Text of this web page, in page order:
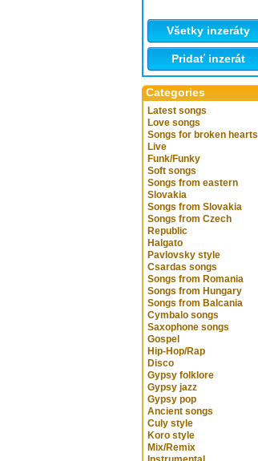
Všetky inzeráty
Pridať inzerát
Categories
Latest songs
Love songs
Songs for broken hearts
Live
Funk/Funky
Soft songs
Songs from eastern
Slovakia
Songs from Slovakia
Songs from Czech
Republic
Halgato
Pavlovsky style
Csardas songs
Songs from Romania
Songs from Hungary
Songs from Balcania
Cymbalo songs
Saxophone songs
Gospel
Hip-Hop/Rap
Disco
Gypsy folklore
Gypsy jazz
Gypsy pop
Ancient songs
Culy style
Koro style
Mix/Remix